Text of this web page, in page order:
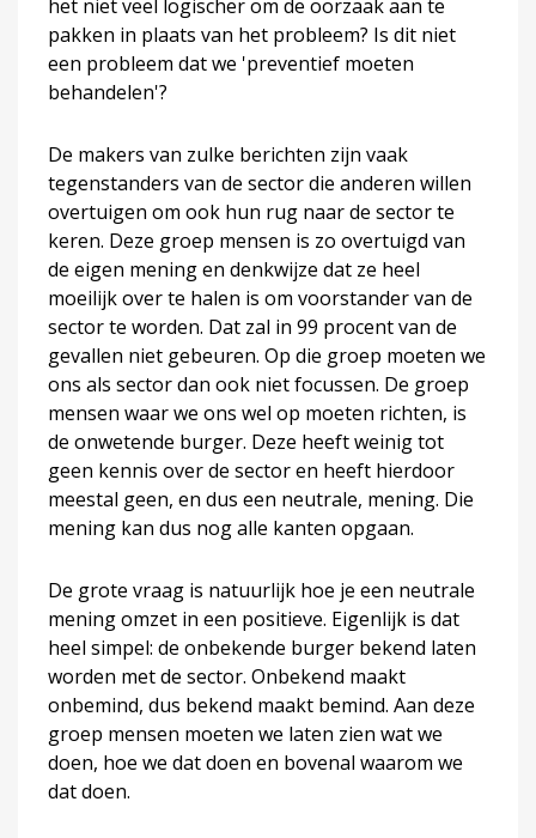
het niet veel logischer om de oorzaak aan te
pakken in plaats van het probleem? Is dit niet
een probleem dat we 'preventief moeten
behandelen'?
De makers van zulke berichten zijn vaak
tegenstanders van de sector die anderen willen
overtuigen om ook hun rug naar de sector te
keren. Deze groep mensen is zo overtuigd van
de eigen mening en denkwijze dat ze heel
moeilijk over te halen is om voorstander van de
sector te worden. Dat zal in 99 procent van de
gevallen niet gebeuren. Op die groep moeten we
ons als sector dan ook niet focussen. De groep
mensen waar we ons wel op moeten richten, is
de onwetende burger. Deze heeft weinig tot
geen kennis over de sector en heeft hierdoor
meestal geen, en dus een neutrale, mening. Die
mening kan dus nog alle kanten opgaan.
De grote vraag is natuurlijk hoe je een neutrale
mening omzet in een positieve. Eigenlijk is dat
heel simpel: de onbekende burger bekend laten
worden met de sector. Onbekend maakt
onbemind, dus bekend maakt bemind. Aan deze
groep mensen moeten we laten zien wat we
doen, hoe we dat doen en bovenal waarom we
dat doen.